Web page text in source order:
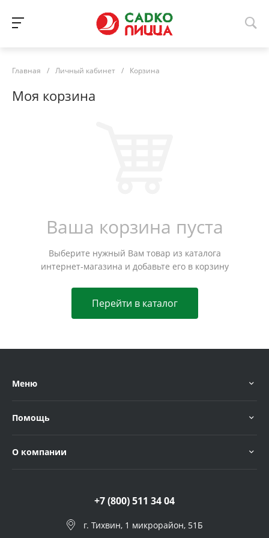
Главная / Личный кабинет / Корзина
Моя корзина
Ваша корзина пуста
Выберите нужный Вам товар из каталога
интернет-магазина и добавьте его в корзину
Перейти в каталог
Меню
Помощь
О компании
+7 (800) 511 34 04
г. Тихвин, 1 микрорайон, 51Б